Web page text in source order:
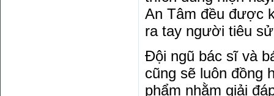
An Tâm đều được
ra tay người tiêu
Đội ngũ bác sĩ và
cũng sẽ luôn đồng
phẩm nhằm giải